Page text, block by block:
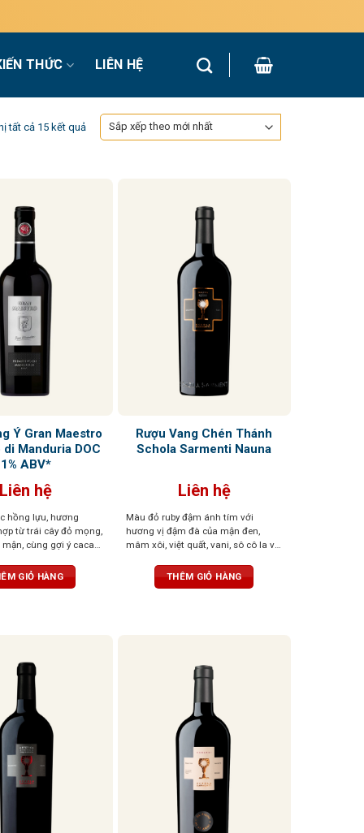
THỨC LIÊN HỆ
tất cả 15 kết quảĐã
sắp
Ý Gran Maestro
Manduria DOC
1% ABV*
Liên hệ
hồng lựu, hương
từ trái cây đỏ mọng,
cùng gợi ý cacao,
mại, ngọt ngào
GIỎ HÀNG
Rượu Vang Chén Thánh
Schola Sarmenti Nauna
Liên hệ
Màu đỏ ruby đậm ánh tím với
hương vị đậm đà của mận đen,
mâm xôi, việt quất, vani, sô cô la và
với vị chát mềm mại và dư vị trái
cây khô kéo dài
THÊM GIỎ HÀNG